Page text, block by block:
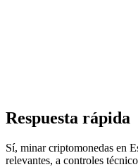
Respuesta rápida
Sí, minar criptomonedas en
relevantes, a controles